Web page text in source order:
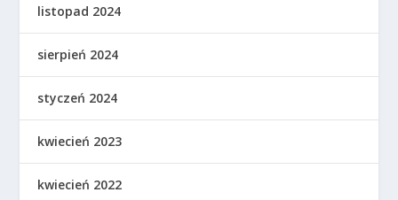
listopad 2024
sierpień 2024
styczeń 2024
kwiecień 2023
kwiecień 2022